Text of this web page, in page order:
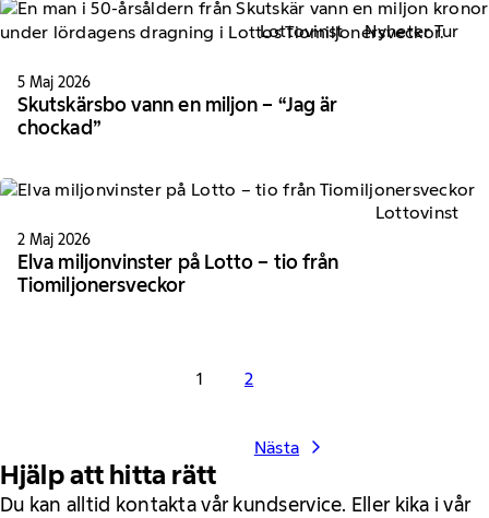
Lottovinst Nyheter Tur
5 Maj 2026
Skutskärsbo vann en miljon – “Jag är
chockad”
Lottovinst
2 Maj 2026
Elva miljonvinster på Lotto – tio från
Tiomiljonersveckor
1 2
Nästa
Hjälp att hitta rätt
Du kan alltid kontakta vår kundservice. Eller kika i vår